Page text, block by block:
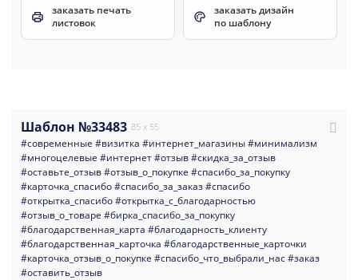
заказать печать
листовок
заказать дизайн
по шаблону
Шаблон №33483 85 x 55
#современные #визитка #интернет_магазины#минимализм
#многоцелевые #интернет#отзыв#скидка_за_отзыв
#оставьте_отзыв#отзыв_о_покупке #спасибо_за_покупку
#карточка_спасибо#спасибо_за_заказ#спасибо
#открытка_спасибо#открытка_с_благодарностью
#отзыв_о_товаре #бирка_спасибо_за_покупку
#благодарственная_карта #благодарность_клиенту
#благодарственная_карточка #благодарственные_карточки
#карточка_отзыв_о_покупке #спасибо_что_выбрали_нас#заказ
#оставить_отзыв